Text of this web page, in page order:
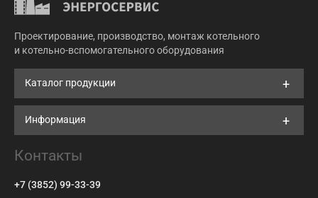
Проектирование, производство, монтаж котельного
и котельно-вспомогательного оборудования
Каталог продукции
Информация
Контакты
+7 (3852) 99-33-39